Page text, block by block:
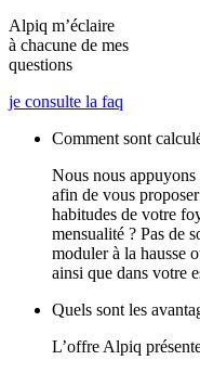
Alpiq m’éclaire
à chacune de mes
questions
je consulte la faq
Comment sont
Nous nous
afin de vous
habitudes de votre
mensualité ? Pas de
moduler à la hausse
ainsi que dans votre
Quels sont les
L’offre Alpiq